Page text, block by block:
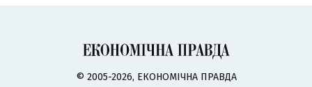
© 2005-2026, ЕКОНОМІЧНА ПРАВДА